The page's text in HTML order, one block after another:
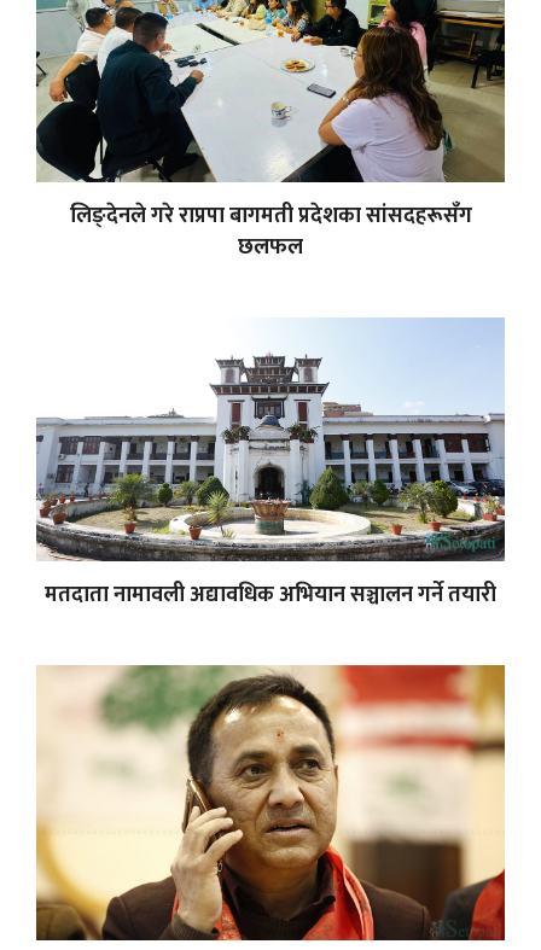
लिङ्देनले गरे राप्रपा बागमती प्रदेशका सांसदहरूसँग
छलफल
मतदाता नामावली अद्यावधिक अभियान सञ्चालन गर्ने तयारी